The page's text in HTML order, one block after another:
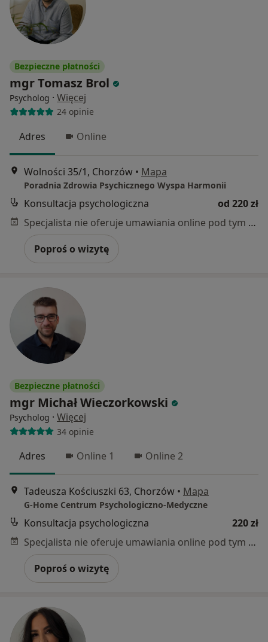
Bezpieczne płatności
mgr Tomasz Brol
Psycholog · Więcej
24 opinie
Adres Online
Wolności 35/1, Chorzów • Mapa
Poradnia Zdrowia Psychicznego Wyspa Harmonii
Konsultacja psychologiczna
od 220 zł
Specjalista nie oferuje umawiania online pod tym adresem.
Poproś o wizytę
Bezpieczne płatności
mgr Michał Wieczorkowski
Psycholog · Więcej
34 opinie
Adres Online 1 Online 2
Tadeusza Kościuszki 63, Chorzów • Mapa
G-Home Centrum Psychologiczno-Medyczne
Konsultacja psychologiczna
220 zł
Specjalista nie oferuje umawiania online pod tym adresem.
Poproś o wizytę